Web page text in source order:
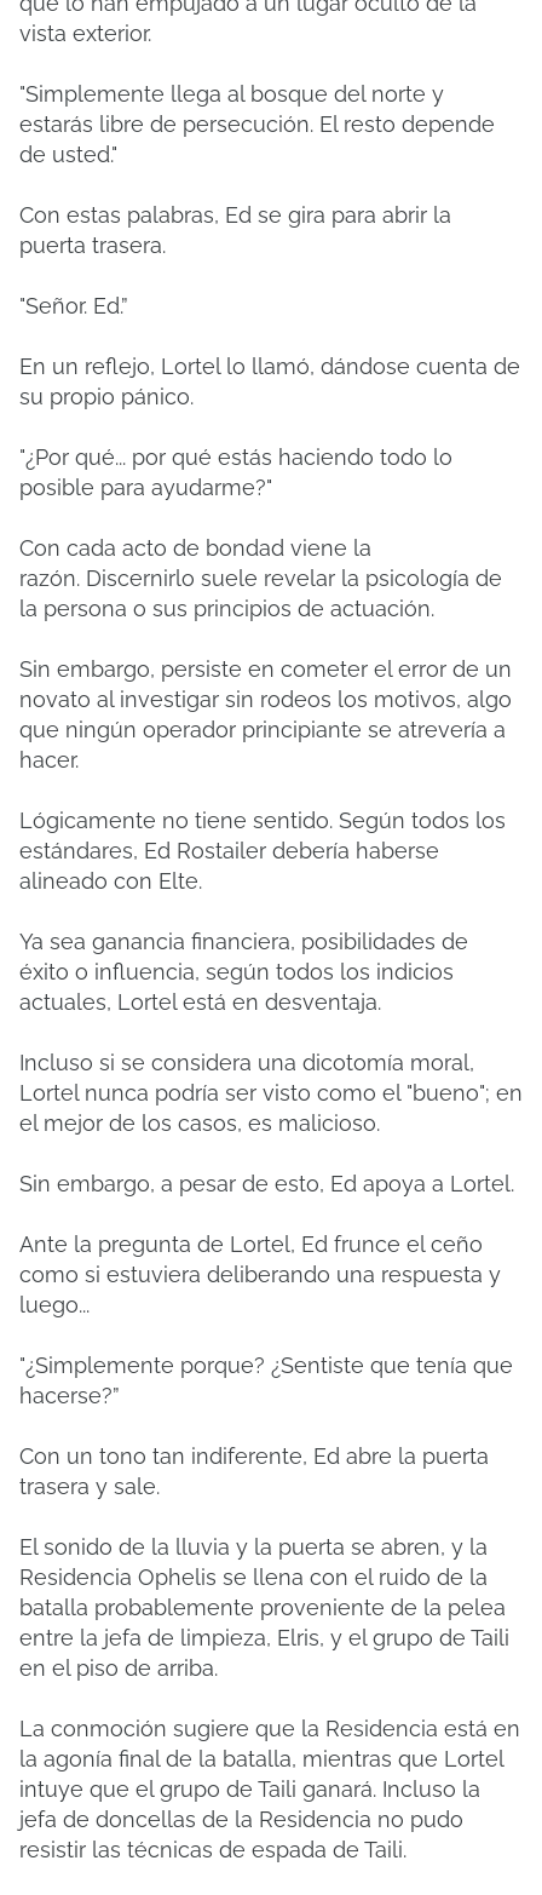
vista exterior.
"Simplemente llega al bosque del norte y
estarás libre de persecución. El resto depende
de usted."
Con estas palabras, Ed se gira para abrir la
puerta trasera.
"Señor. Ed.”
En un reflejo, Lortel lo llamó, dándose cuenta de
su propio pánico.
"¿Por qué... por qué estás haciendo todo lo
posible para ayudarme?"
Con cada acto de bondad viene la
razón. Discernirlo suele revelar la psicología de
la persona o sus principios de actuación.
Sin embargo, persiste en cometer el error de un
novato al investigar sin rodeos los motivos, algo
que ningún operador principiante se atrevería a
hacer.
Lógicamente no tiene sentido. Según todos los
estándares, Ed Rostailer debería haberse
alineado con Elte.
Ya sea ganancia financiera, posibilidades de
éxito o influencia, según todos los indicios
actuales, Lortel está en desventaja.
Incluso si se considera una dicotomía moral,
Lortel nunca podría ser visto como el "bueno"; en
el mejor de los casos, es malicioso.
Sin embargo, a pesar de esto, Ed apoya a Lortel.
Ante la pregunta de Lortel, Ed frunce el ceño
como si estuviera deliberando una respuesta y
luego...
"¿Simplemente porque? ¿Sentiste que tenía que
hacerse?”
Con un tono tan indiferente, Ed abre la puerta
trasera y sale.
El sonido de la lluvia y la puerta se abren, y la
Residencia Ophelis se llena con el ruido de la
batalla probablemente proveniente de la pelea
entre la jefa de limpieza, Elris, y el grupo de Taili
en el piso de arriba.
La conmoción sugiere que la Residencia está en
la agonía final de la batalla, mientras que Lortel
intuye que el grupo de Taili ganará. Incluso la
jefa de doncellas de la Residencia no pudo
resistir las técnicas de espada de Taili.